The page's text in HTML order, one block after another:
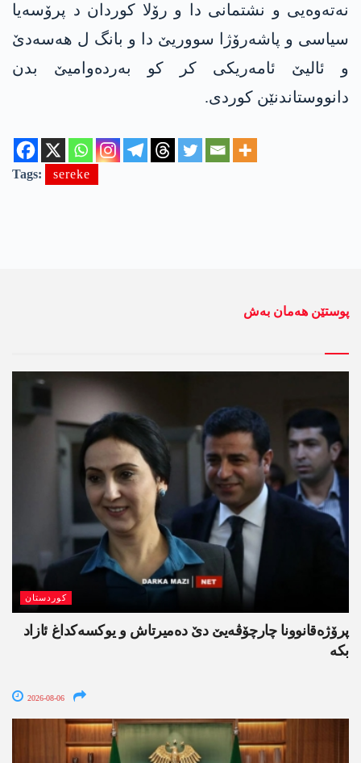
نەتەوەیی و نشتمانی دا و رۆلا کوردان د پرۆسەیا
سیاسی و پاشەرۆژا سووریێ دا و بانگ ل ھەسەدێ
و ئالیێ ئامەریکی کر کو بەردەوامیێ بدن
دانووستاندنێن کوردی.
Tags: sereke
پوستێن ھەمان بەش
کوردستان
پرۆژەقانوونا چارچۆڤەیێ دێ دەمیرتاش و یوکسەکداغ ئازاد
بکە
2026-08-06